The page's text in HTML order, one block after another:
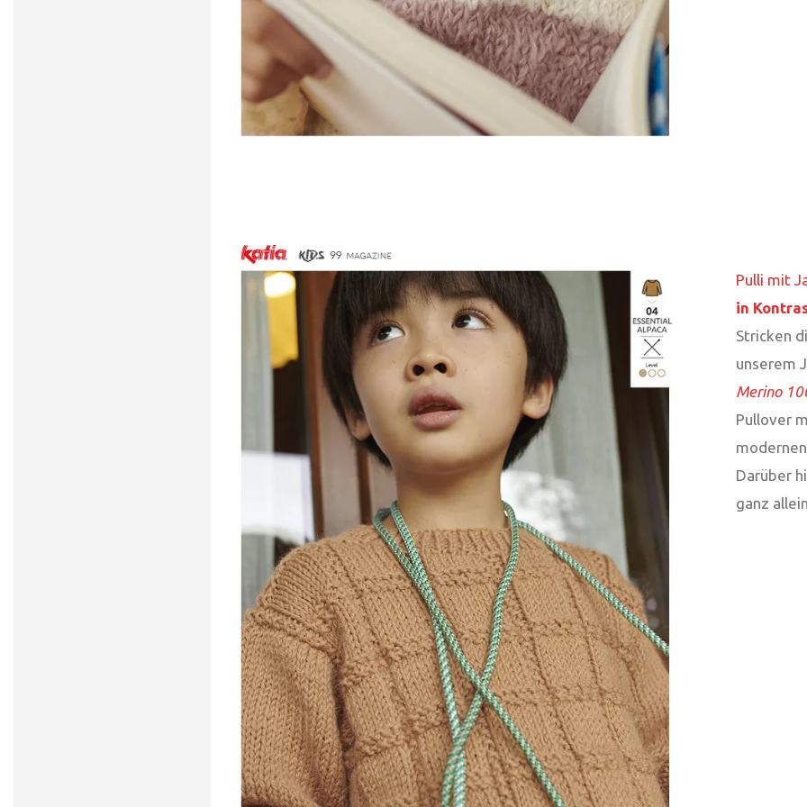
Pulli mit
in
Stricken
unserem
Merino
Pullover
Darüber
ganz